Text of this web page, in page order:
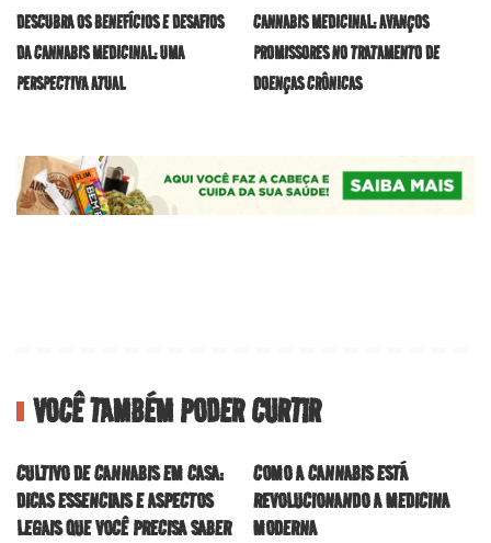
DESCUBRA OS BENEFÍCIOS E DESAFIOS
DA CANNABIS MEDICINAL: UMA
PERSPECTIVA ATUAL
CANNABIS MEDICINAL: AVANÇOS
PROMISSORES NO TRATAMENTO DE
DOENÇAS CRÔNICAS
VOCÊ TAMBÉM PODER CURTIR
CULTIVO DE CANNABIS EM CASA:
DICAS ESSENCIAIS E ASPECTOS
LEGAIS QUE VOCÊ PRECISA SABER
COMO A CANNABIS ESTÁ
REVOLUCIONANDO A MEDICINA
MODERNA